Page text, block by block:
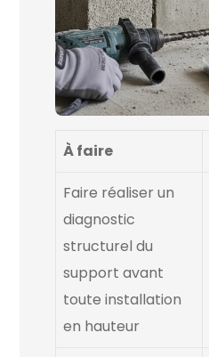
À faire
Faire réaliser un
diagnostic
structurel du
support avant
toute installation
en hauteur